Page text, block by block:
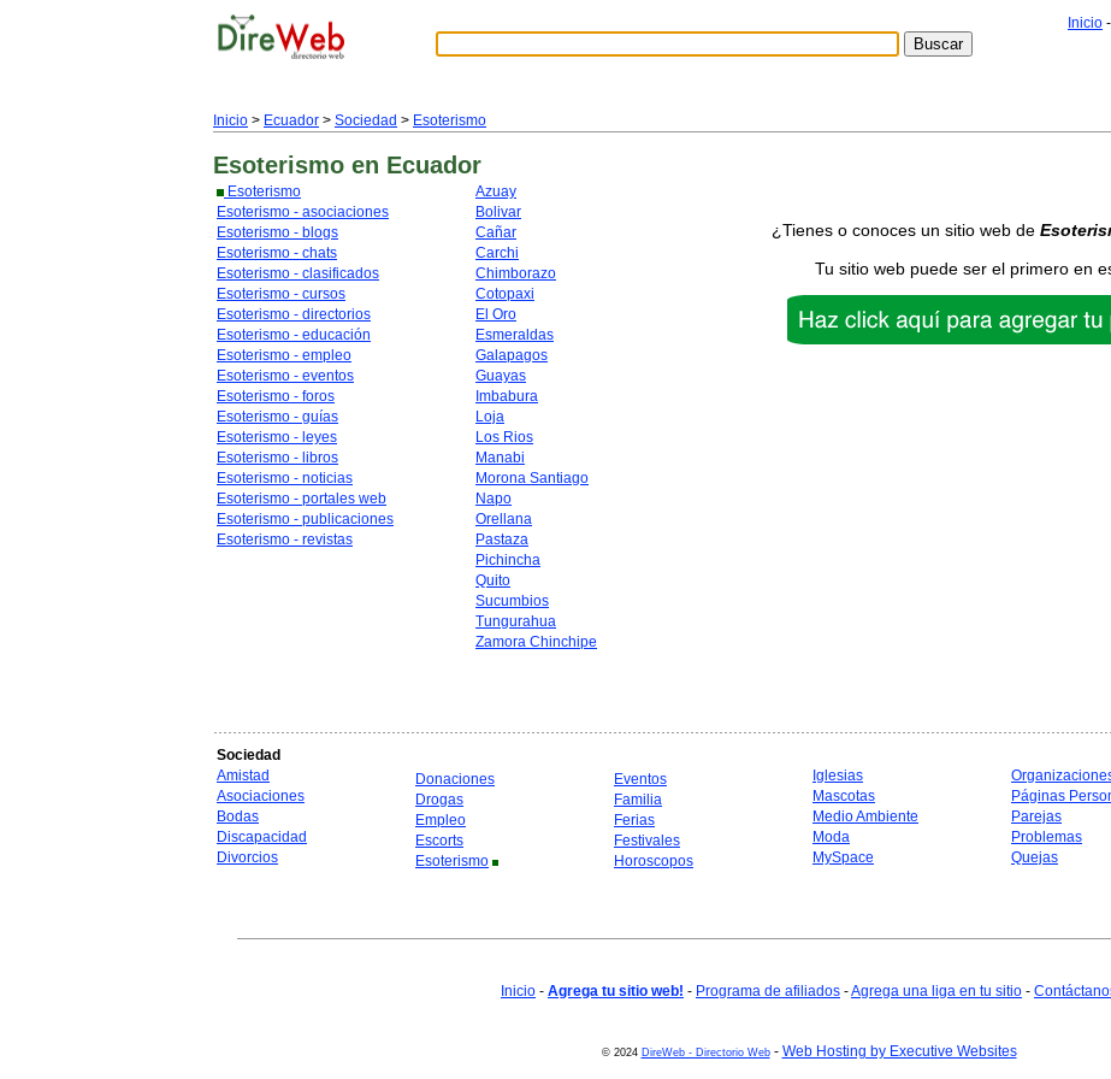
Inicio -
Inicio > Ecuador > Sociedad > Esoterismo
Esoterismo en Ecuador
Esoterismo
Esoterismo - asociaciones
Esoterismo - blogs
Esoterismo - chats
Esoterismo - clasificados
Esoterismo - cursos
Esoterismo - directorios
Esoterismo - educación
Esoterismo - empleo
Esoterismo - eventos
Esoterismo - foros
Esoterismo - guías
Esoterismo - leyes
Esoterismo - libros
Esoterismo - noticias
Esoterismo - portales web
Esoterismo - publicaciones
Esoterismo - revistas
Azuay
Bolivar
Cañar
Carchi
Chimborazo
Cotopaxi
El Oro
Esmeraldas
Galapagos
Guayas
Imbabura
Loja
Los Rios
Manabi
Morona Santiago
Napo
Orellana
Pastaza
Pichincha
Quito
Sucumbios
Tungurahua
Zamora Chinchipe
¿Tienes o conoces un sitio web de
Tu sitio web puede ser el primero en
Sociedad
Amistad
Asociaciones
Bodas
Discapacidad
Divorcios
Donaciones
Drogas
Empleo
Escorts
Esoterismo
Eventos
Familia
Ferias
Festivales
Horoscopos
Iglesias
Mascotas
Medio Ambiente
Moda
MySpace
Páginas
Parejas
Problemas
Quejas
Inicio - Agrega tu sitio web! - Programa de afiliados -Agrega una liga en tu sitio -
© 2024 DireWeb - Directorio Web- Web Hosting by Executive Websites